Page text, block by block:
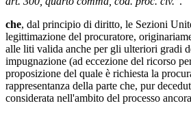
che, dal principio di diritto, le Sezioni
legittimazione del procuratore,
alle liti valida anche per gli ulteriori gradi
impugnazione (ad eccezione del ricorso
proposizione del quale è richiesta la
rappresentanza della parte che, pur
considerata nell'ambito del processo